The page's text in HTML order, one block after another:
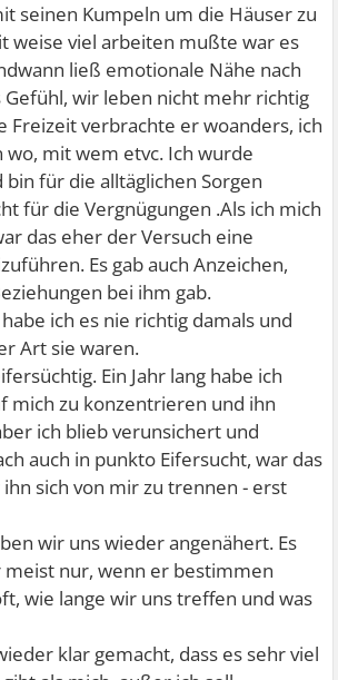
seinen Kumpeln um die Häuser zu
weise viel arbeiten mußte war es
ließ emotionale Nähe nach
Gefühl, wir leben nicht mehr richtig
Freizeit verbrachte er woanders, ich
mit wem etvc. Ich wurde
für die alltäglichen Sorgen
für die Vergnügungen .Als ich mich
das eher der Versuch eine
Es gab auch Anzeichen,
bei ihm gab.
ich es nie richtig damals und
Art sie waren.
Ein Jahr lang habe ich
mich zu konzentrieren und ihn
ich blieb verunsichert und
auch in punkto Eifersucht, war das
sich von mir zu trennen - erst
wir uns wieder angenähert. Es
nur, wenn er bestimmen
wie lange wir uns treffen und was
klar gemacht, dass es sehr viel